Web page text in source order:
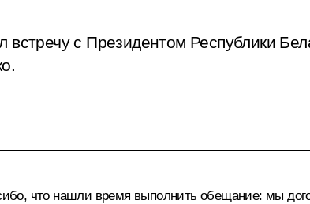
с Президентом Республики
что нашли время выполнить обещание: мы